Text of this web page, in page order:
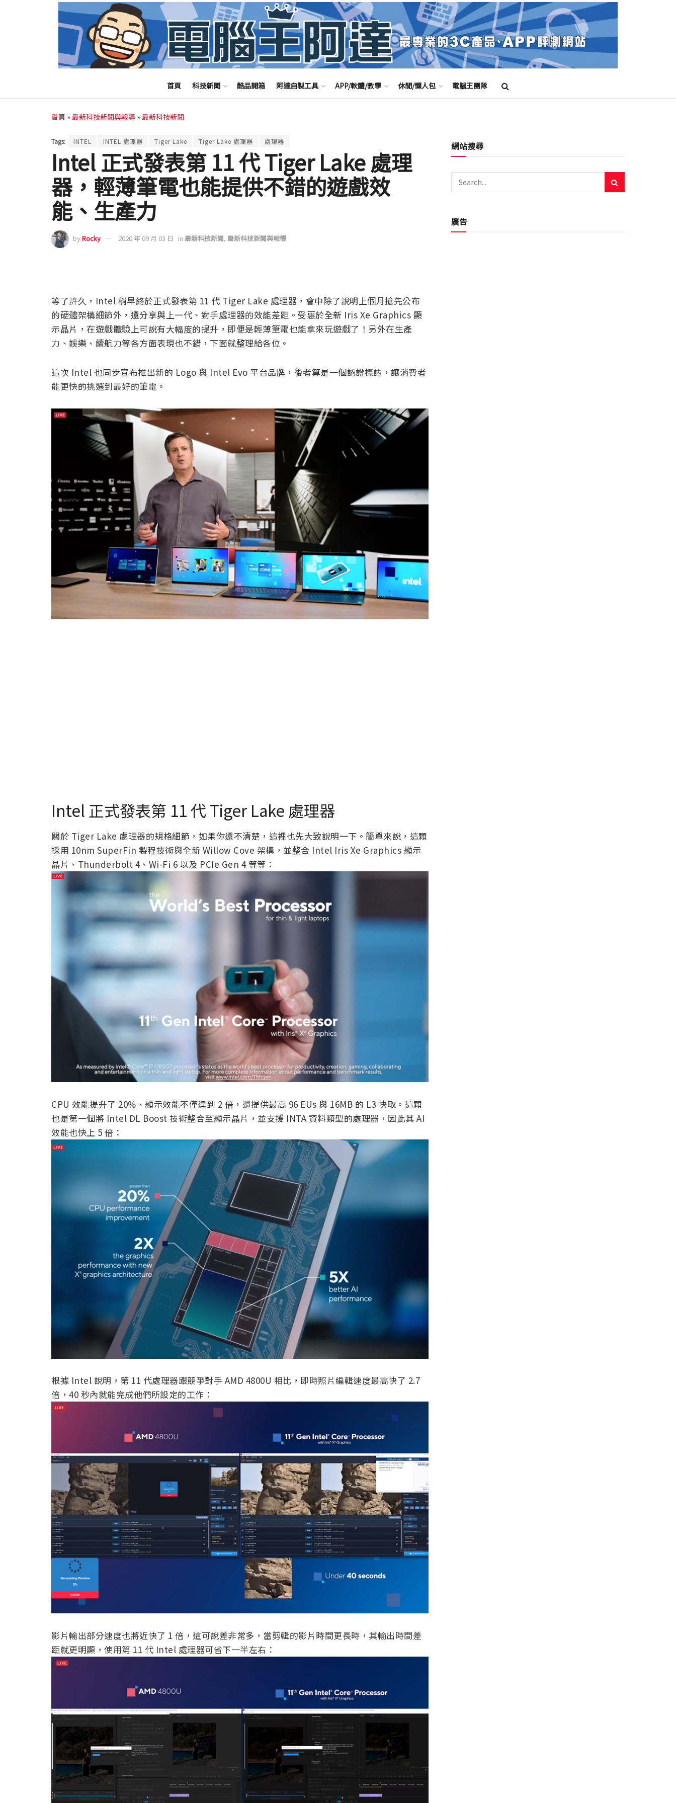
首頁 科技新聞 酷品開箱 阿達自製工具 APP/軟體/教學 休閒/懶人包 電腦王團隊
首頁 »最新科技新聞與報導 »最新科技新聞
Tags: INTEL INTEL 處理器 Tiger Lake Tiger Lake 處理器 處理器
Intel 正式發表第 11 代 Tiger Lake 處理
器，輕薄筆電也能提供不錯的遊戲效
能、生產力
byRocky 2020 年 09 月 03 日 in 最新科技新聞, 最新科技新聞與報導
等了許久，Intel 稍早終於正式發表第 11 代 Tiger Lake 處理器，會中除了說明上個月搶先公布
的硬體架構細節外，還分享與上一代、對手處理器的效能差距。受惠於全新 Iris Xe Graphics 顯
示晶片，在遊戲體驗上可說有大幅度的提升，即便是輕薄筆電也能拿來玩遊戲了！另外在生產
力、娛樂、續航力等各方面表現也不錯，下面就整理給各位。
這次 Intel 也同步宣布推出新的 Logo 與 Intel Evo 平台品牌，後者算是一個認證標誌，讓消費者
能更快的挑選到最好的筆電。
Intel 正式發表第 11 代 Tiger Lake 處理器
關於 Tiger Lake 處理器的規格細節，如果你還不清楚，這裡也先大致說明一下。簡單來說，這顆
採用 10nm SuperFin 製程技術與全新 Willow Cove 架構，並整合 Intel Iris Xe Graphics 顯示
晶片、Thunderbolt 4、Wi-Fi 6 以及 PCIe Gen 4 等等：
CPU 效能提升了 20%、顯示效能不僅達到 2 倍，還提供最高 96 EUs 與 16MB 的 L3 快取。這顆
也是第一個將 Intel DL Boost 技術整合至顯示晶片，並支援 INTA 資料類型的處理器，因此其 AI
效能也快上 5 倍：
根據 Intel 說明，第 11 代處理器跟競爭對手 AMD 4800U 相比，即時照片編輯速度最高快了 2.7
倍，40 秒內就能完成他們所設定的工作：
影片輸出部分速度也將近快了 1 倍，這可說差非常多，當剪輯的影片時間更長時，其輸出時間差
距就更明顯，使用第 11 代 Intel 處理器可省下一半左右：
網站搜尋
廣告